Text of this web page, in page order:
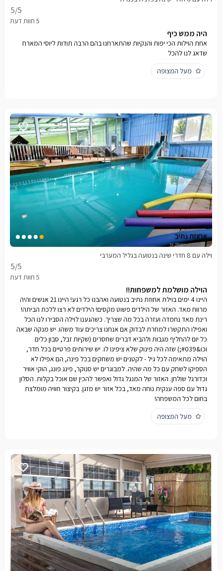
5/5
היה ממש כיף
אחת הוילות הכי יפות והנקיות שהתארחנו בהם הרבה תודות ליוסי המארח
שדאג לנו להכל
מעל המצופה
אחוזת נתיב
5/5
וילה עם 8 חדרי שינה בנטועה בגליל המערבי
הוילה מושלמת למשפחות!!
היינו 4 ימים בוילת אחוזת נתיב בנטועה ואהבנו כל רגע! היינו 21 אנשים והיה
מרווח מאד. האזור של הילדים פשוט מקסים! הילדים לא רצו ללכת הביתה!
רינת מאד נחמדה ועזרה בכל מה שצריך. כשהגענו לוילה הסבירו לנו הכל
ואפילו התקשרו למחרת לבדוק אם אנחנו צריכים עוד משהו. יש מנקה שבאה
כל יום להחליף מגבות ולהביא דברים שחסרים (שקיות זבל, סבון כלים
וכו&#039;) שזה היה פינוק שלא ציפינו לו. יש שירותים פרטיים בכל חדר,
הוילה מתאימה לכל גיל - לקטנים יש משחקים בכל פינה, הם אפילו לא
הספיקו לשחק עם כל מה שהיה. למבוגרים יש סנוקר, פינג פונג, הוקי אוויר
וכדורגל שולחן. האזור של המנגל גדול ואפשר להכין שם אוכל בקלות. הסלון
גדול עם ספה ענקית נוחה מאד, בכל אזור יש מזגן. בקיצור חוויה מומלצת
בחום לכל המשפחה!
מעל המצופה